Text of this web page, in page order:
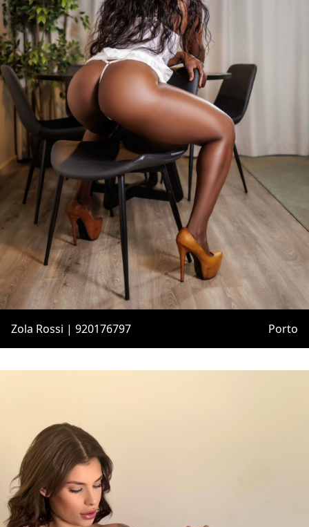
Zola Rossi | 920176797 Porto